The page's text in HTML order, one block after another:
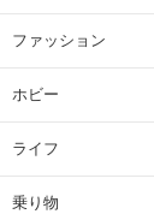
ファッション
ホビー
ライフ
乗り物